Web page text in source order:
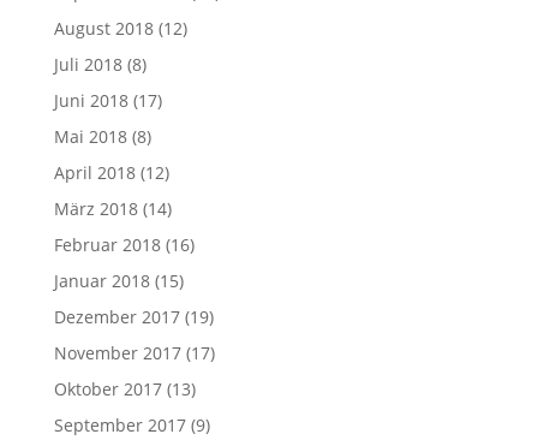
August 2018(12)
Juli 2018(8)
Juni 2018(17)
Mai 2018(8)
April 2018(12)
März 2018(14)
Februar 2018(16)
Januar 2018(15)
Dezember 2017(19)
November 2017(17)
Oktober 2017(13)
September 2017(9)